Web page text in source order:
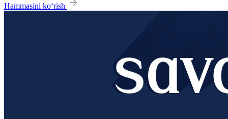
Hammasini ko‘rish